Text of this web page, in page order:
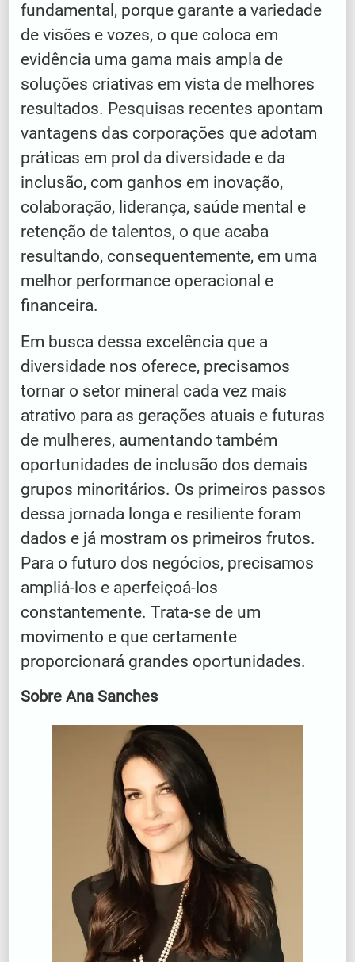
fundamental, porque garante a variedade
de visões e vozes, o que coloca em
evidência uma gama mais ampla de
soluções criativas em vista de melhores
resultados. Pesquisas recentes apontam
vantagens das corporações que adotam
práticas em prol da diversidade e da
inclusão, com ganhos em inovação,
colaboração, liderança, saúde mental e
retenção de talentos, o que acaba
resultando, consequentemente, em uma
melhor performance operacional e
financeira.
Em busca dessa excelência que a
diversidade nos oferece, precisamos
tornar o setor mineral cada vez mais
atrativo para as gerações atuais e futuras
de mulheres, aumentando também
oportunidades de inclusão dos demais
grupos minoritários. Os primeiros passos
dessa jornada longa e resiliente foram
dados e já mostram os primeiros frutos.
Para o futuro dos negócios, precisamos
ampliá-los e aperfeiçoá-los
constantemente. Trata-se de um
movimento e que certamente
proporcionará grandes oportunidades.
Sobre Ana Sanches